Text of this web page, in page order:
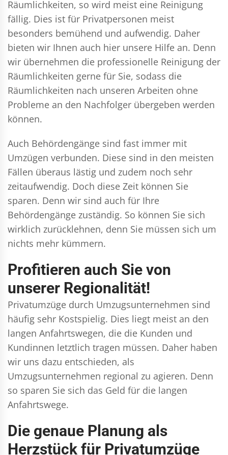
Räumlichkeiten, so wird meist eine Reinigung
fällig. Dies ist für Privatpersonen meist
besonders bemühend und aufwendig. Daher
bieten wir Ihnen auch hier unsere Hilfe an. Denn
wir übernehmen die professionelle Reinigung der
Räumlichkeiten gerne für Sie, sodass die
Räumlichkeiten nach unseren Arbeiten ohne
Probleme an den Nachfolger übergeben werden
können.
Auch Behördengänge sind fast immer mit
Umzügen verbunden. Diese sind in den meisten
Fällen überaus lästig und zudem noch sehr
zeitaufwendig. Doch diese Zeit können Sie
sparen. Denn wir sind auch für Ihre
Behördengänge zuständig. So können Sie sich
wirklich zurücklehnen, denn Sie müssen sich um
nichts mehr kümmern.
Profitieren auch Sie von
unserer Regionalität!
Privatumzüge durch Umzugsunternehmen sind
häufig sehr Kostspielig. Dies liegt meist an den
langen Anfahrtswegen, die die Kunden und
Kundinnen letztlich tragen müssen. Daher haben
wir uns dazu entschieden, als
Umzugsunternehmen regional zu agieren. Denn
so sparen Sie sich das Geld für die langen
Anfahrtswege.
Die genaue Planung als
Herzstück für Privatumzüge